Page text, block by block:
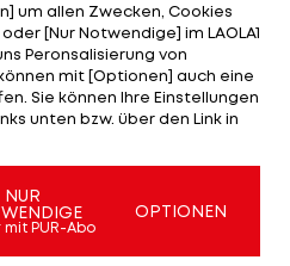
unterklassigen Klub.
Drittligisten Karlsruher
hält sich gegen Hennef
Hannover gibt sich mit
Blöße.
um allen Zwecken, Cookies
[Nur Notwendige] im LAOLA1
Peronsalisierung von
mit [Optionen] auch eine
Sie können Ihre Einstellungen
unten bzw. über den Link in
NUR
PUR-Abo
OPTIONEN